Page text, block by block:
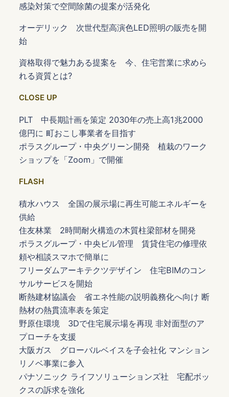
感染対策で空間除菌の提案が活発化
オーデリック 次世代型高演色LED照明の販売を開
始
資格取得で魅力ある提案を 今、住宅営業に求めら
れる資質とは?
CLOSE UP
PLT 中長期計画を策定 2030年の売上高1兆2000
億円に 町おこし事業者を目指す
ポラスグループ・中央グリーン開発 植栽のワーク
ショップを「Zoom」で開催
FLASH
積水ハウス 全国の展示場に再生可能エネルギーを
供給
住友林業 2時間耐火構造の木質柱梁部材を開発
ポラスグループ・中央ビル管理 賃貸住宅の修理依
頼や相談スマホで簡単に
フリーダムアーキテクツデザイン 住宅BIMのコン
サルサービスを開始
断熱建材協議会 省エネ性能の説明義務化へ向け 断
熱材の熱貫流率表を策定
野原住環境 3Dで住宅展示場を再現 非対面型のア
プローチを支援
大阪ガス グローバルベイスを子会社化 マンション
リノベ事業に参入
パナソニック ライフソリューションズ社 宅配ボッ
クスの訴求を強化